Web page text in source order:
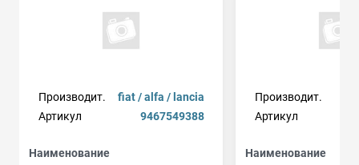
Производит.
fiat / alfa / lancia
Артикул
9467549388
Наименование
Производит.
Артикул
Наименование